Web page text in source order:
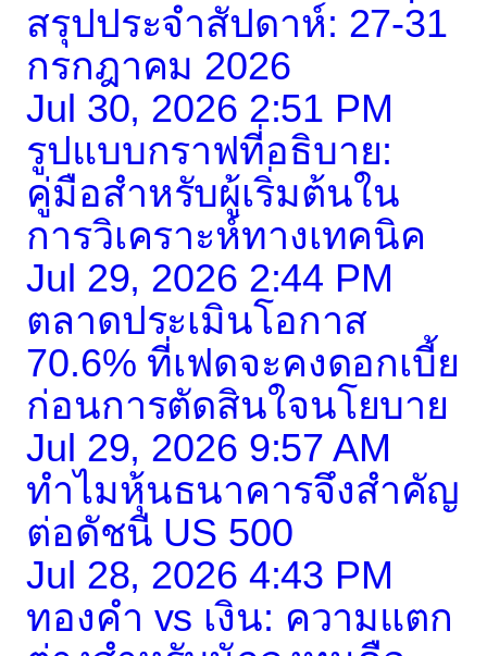
สรุปประจำสัปดาห์: 27-31
กรกฎาคม 2026
Jul 30, 2026 2:51 PM
รูปแบบกราฟที่อธิบาย:
คู่มือสำหรับผู้เริ่มต้นใน
การวิเคราะห์ทางเทคนิค
Jul 29, 2026 2:44 PM
ตลาดประเมินโอกาส
70.6% ที่เฟดจะคงดอกเบี้ย
ก่อนการตัดสินใจนโยบาย
Jul 29, 2026 9:57 AM
ทำไมหุ้นธนาคารจึงสำคัญ
ต่อดัชนี US 500
Jul 28, 2026 4:43 PM
ทองคำ vs เงิน: ความแตก